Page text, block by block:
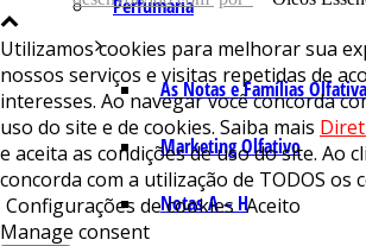
Perfumaria
As Notas e Famílias
Marketing Olfativo
Notas A – H
Utilizamos cookies para melhorar sua
nossos serviços e visitas repetidas de
interesses. Ao navegar você concorda
uso do site e de cookies. Saiba mais
e aceita as condições de uso do site. Ao
concorda com a utilização de TODOS os
Configurações de cookies Aceito
Manage consent